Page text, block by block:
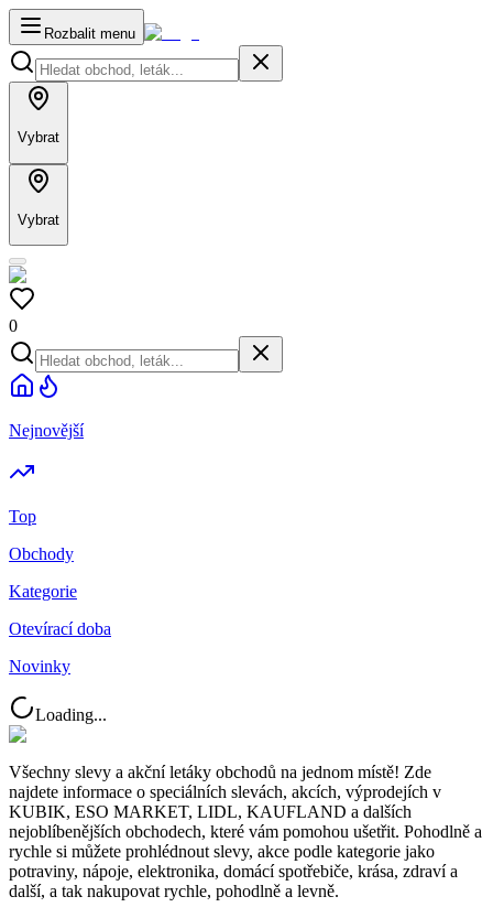
Rozbalit menu
Vybrat
Vybrat
0
Nejnovější
Top
Obchody
Kategorie
Otevírací doba
Novinky
Loading...
Všechny slevy a akční letáky obchodů na jednom místě! Zde
najdete informace o speciálních slevách, akcích, výprodejích v
KUBIK, ESO MARKET, LIDL, KAUFLAND a dalších
nejoblíbenějších obchodech, které vám pomohou ušetřit. Pohodlně a
rychle si můžete prohlédnout slevy, akce podle kategorie jako
potraviny, nápoje, elektronika, domácí spotřebiče, krása, zdraví a
další, a tak nakupovat rychle, pohodlně a levně.